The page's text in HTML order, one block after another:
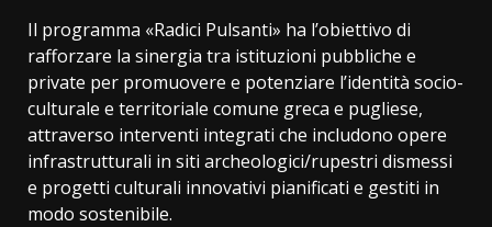
Il programma «Radici Pulsanti» ha l’obiettivo di
rafforzare la sinergia tra istituzioni pubbliche e
private per promuovere e potenziare l’identità socio-
culturale e territoriale comune greca e pugliese,
attraverso interventi integrati che includono opere
infrastrutturali in siti archeologici/rupestri dismessi
e progetti culturali innovativi pianificati e gestiti in
modo sostenibile.